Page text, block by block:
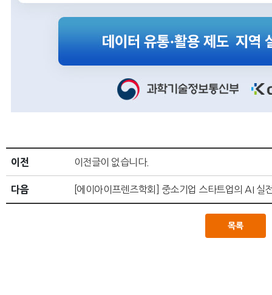
이전 이전글이 없습니다.
다음 [에이아이프렌즈학회] 중소기업 스타트업의 AI
목록